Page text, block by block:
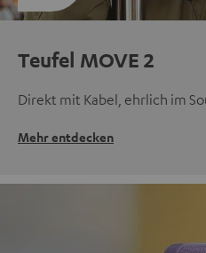
Teufel MOVE 2
Direkt mit Kabel, ehrlich im
Mehr entdecken